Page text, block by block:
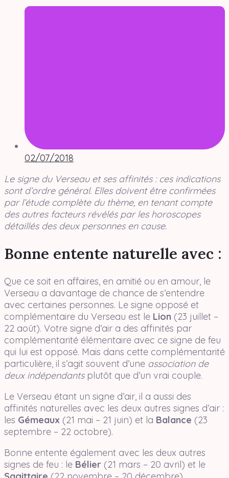
02/07/2018
Le signe du Verseau et ses affinités : ces indications
sont d’ordre général. Elles doivent être confirmées
par l’étude complète du thème, en tenant compte
des autres facteurs révélés par les horoscopes
détaillés des deux personnes en cause.
Bonne entente naturelle avec :
Que ce soit en affaires, en amitié ou en amour, le
Verseau a davantage de chance de s’entendre
avec certaines personnes. Le signe opposé et
complémentaire du Verseau est le Lion (23 juillet –
22 août). Votre signe d’air a des affinités par
complémentarité élémentaire avec ce signe de feu
qui lui est opposé. Mais dans cette complémentarité
particulière, il s’agit souvent d’une association de
deux indépendantsplutôt que d’un vrai couple.
Le Verseau étant un signe d’air, il a aussi des
affinités naturelles avec les deux autres signes d’air :
les Gémeaux (21 mai – 21 juin) et la Balance (23
septembre – 22 octobre).
Bonne entente également avec les deux autres
signes de feu : le Bélier (21 mars – 20 avril) et le